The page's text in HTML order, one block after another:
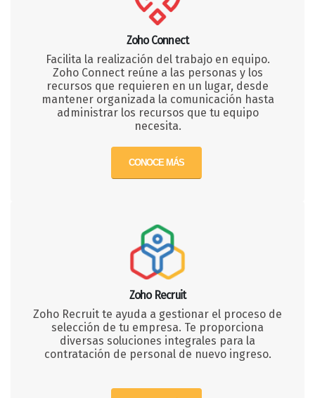
Zoho Connect
Facilita la realización del trabajo en equipo.
Zoho Connect reúne a las personas y los
recursos que requieren en un lugar, desde
mantener organizada la comunicación hasta
administrar los recursos que tu equipo
necesita.
CONOCE MÁS
Zoho Recruit
Zoho Recruit te ayuda a gestionar el proceso de
selección de tu empresa. Te proporciona
diversas soluciones integrales para la
contratación de personal de nuevo ingreso.